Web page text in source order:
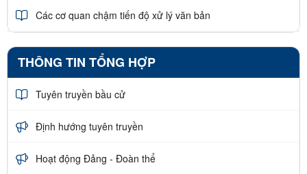
Các cơ quan chậm tiến độ xử lý văn bản
THÔNG TIN TỔNG HỢP
Tuyên truyền bầu cử
Định hướng tuyên truyền
Hoạt động Đảng - Đoàn thể